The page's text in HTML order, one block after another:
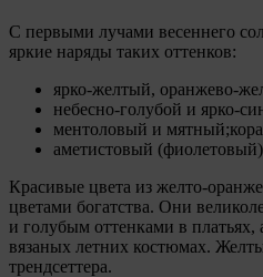
С первыми лучами весеннего
яркие наряды таких оттенков:
ярко-желтый, оранжево-
небесно-голубой и ярко-
ментоловый и
аметистовый
Красивые цвета из желто-
цветами богатства. Они
и голубым оттенками в
вязаных летних костюмах.
трендсеттера.